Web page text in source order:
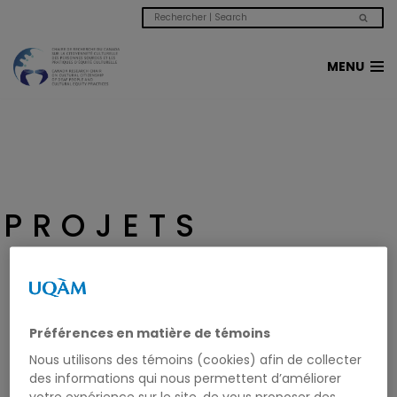
Aller
au
MENU
PROJETS
CONSTRUIRE DES PONTS POUR
FAVORISER LA CITOYENNETÉ CULTURELLE
SOURDE
Préférences en matière de témoins
Nous utilisons des témoins (cookies) afin de collecter
des informations qui nous permettent d’améliorer